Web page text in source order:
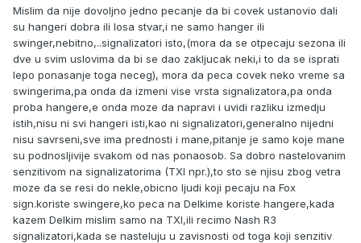
uslovima.Povucem tegic do kraja ako je potrebno,sensitiviti
na max,bude sve to izuzetno lagano i osetljivo,a zategnuto…
Po meni je to i vise nego dovoljno za bilo kakvo
pipavo,recimo zimsko uzimanje mamca.Mislim da je ovako
nemoguce da ne vidim da se nesto desava.Naravno
preduslov je da saran pomeri olovo cak iako se samo pecne
na udicu.Bez pomeranja olova mi ne vredi ni najfiniji henger.
Mislim da nije dovoljno jedno pecanje da bi covek ustanovio dali
su hangeri dobra ili losa stvar,i ne samo hanger ili
swinger,nebitno,..signalizatori isto,(mora da se otpecaju sezona ili
dve u svim uslovima da bi se dao zakljucak neki,i to da se isprati
lepo ponasanje toga neceg), mora da peca covek neko vreme sa
swingerima,pa onda da izmeni vise vrsta signalizatora,pa onda
proba hangere,e onda moze da napravi i uvidi razliku izmedju
istih,nisu ni svi hangeri isti,kao ni signalizatori,generalno nijedni
nisu savrseni,sve ima prednosti i mane,pitanje je samo koje mane
su podnosljivije svakom od nas ponaosob. Sa dobro nastelovanim
senzitivom na signalizatorima (TXI npr.),to sto se njisu zbog vetra
moze da se resi do nekle,obicno ljudi koji pecaju na Fox
sign.koriste swingere,ko peca na Delkime koriste hangere,kada
kazem Delkim mislim samo na TXI,ili recimo Nash R3
signalizatori,kada se nasteluju u zavisnosti od toga koji senzitiv